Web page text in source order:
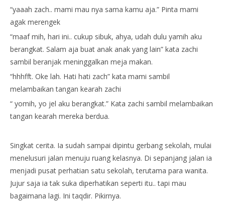
“yaaah zach.. mami mau nya sama kamu aja.” Pinta mami
agak merengek
“maaf mih, hari ini.. cukup sibuk, ahya, udah dulu yamih aku
berangkat. Salam aja buat anak anak yang lain” kata zachi
sambil beranjak meninggalkan meja makan.
“hhhfft. Oke lah. Hati hati zach” kata mami sambil
melambaikan tangan kearah zachi
“ yomih, yo jel aku berangkat.” Kata zachi sambil melambaikan
tangan kearah mereka berdua.
Singkat cerita. Ia sudah sampai dipintu gerbang sekolah, mulai
menelusuri jalan menuju ruang kelasnya. Di sepanjang jalan ia
menjadi pusat perhatian satu sekolah, terutama para wanita.
Jujur saja ia tak suka diperhatikan seperti itu.. tapi mau
bagaimana lagi. Ini taqdir. Pikirnya.